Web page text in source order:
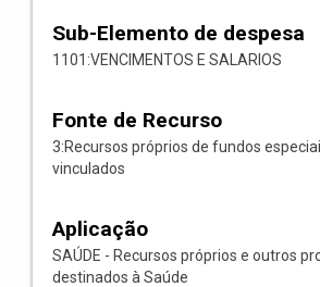
Sub-Elemento de despesa
1101:VENCIMENTOS E SALARIOS
Fonte de Recurso
3:Recursos próprios de fundos
vinculados
Aplicação
SAÚDE - Recursos próprios e outros
destinados à Saúde